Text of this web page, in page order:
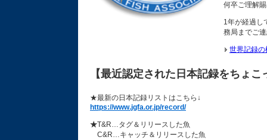
何卒ご理解
1年が経過し
務局までご
世界記録
【最近認定された日本記録をちょこ
★最新の日本記録リストはこちら↓
https://www.jgfa.or.jp/record/
★T&R…タグ＆リリースした魚
C&R…キャッチ＆リリースした魚